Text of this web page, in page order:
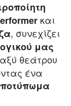
και
, συνεχίζει
μας
θεάτρου
ένα